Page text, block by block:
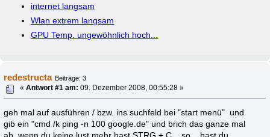
internet langsam
Wlan extrem langsam
GPU Temp. ungewöhnlich hoch...
redestructa Beiträge: 3
«Antwort #1 am: 09. Dezember 2008, 00:55:28 »
geh mal auf ausführen / bzw. ins suchfeld bei "start menü" und
gib ein "cmd /k ping -n 100 google.de" und brich das ganze mal